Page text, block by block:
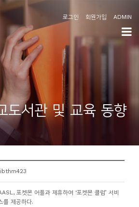
로그인 회원가입 ADMIN
도서관 및 교육 동향
포켓몬 어플과 제휴하여 ‘포켓몬 클럽’ 서비
를 제공하다.